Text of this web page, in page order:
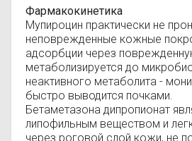
Фармакокинетика
Мупироцин практически не
неповрежденные кожные
адсорбции через
метаболизируется до
неактивного метаболита -
быстро выводится почками.
Бетаметазона дипропионат
липофильным веществом и
через роговой слой кожи, не